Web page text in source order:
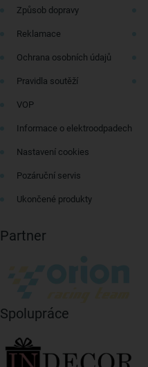
Způsob dopravy
Reklamace
Ochrana osobních údajů
Pravidla soutěží
VOP
Informace o elektroodpadech
Nastavení cookies
Pozáruční servis
Ukončené produkty
Partner
Spolupráce